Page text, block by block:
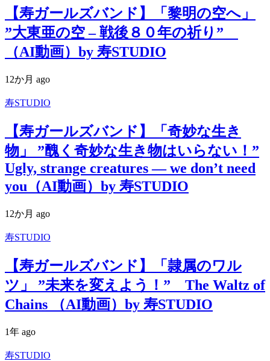
【寿ガールズバンド】「黎明の空へ」
”大東亜の空 – 戦後８０年の祈り”
（AI動画）by 寿STUDIO
12か月 ago
寿STUDIO
【寿ガールズバンド】「奇妙な生き
物」 ”醜く奇妙な生き物はいらない！”
Ugly, strange creatures — we don’t need
you（AI動画）by 寿STUDIO
12か月 ago
寿STUDIO
【寿ガールズバンド】「隷属のワル
ツ」 ”未来を変えよう！” The Waltz of
Chains （AI動画）by 寿STUDIO
1年 ago
寿STUDIO